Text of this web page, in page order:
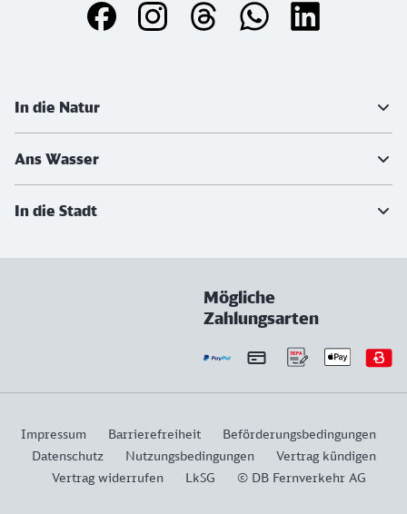
In die Natur
Ans Wasser
In die Stadt
Mögliche
Zahlungsarten
Impressum Barrierefreiheit
Beförderungsbedingungen
Datenschutz
Nutzungsbedingungen
Vertrag kündigen
Vertrag widerrufen
LkSG © DB Fernverkehr AG